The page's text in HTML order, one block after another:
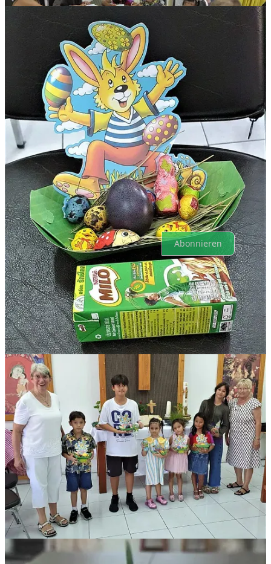
Teilen
Zurück
Oben
Neueste
Keine Posts
Sind Sie bereit für mehr?
Abonnieren
© 2026 Protestant Congregation Association Pattaya·Datenschutz∙
Bedingungen∙Hinweis zur Erfassung
Starten Sie Ihre Substack
App herunterladen
Substackist der Ort, an dem großartige Kultur ein Zuhause findet.